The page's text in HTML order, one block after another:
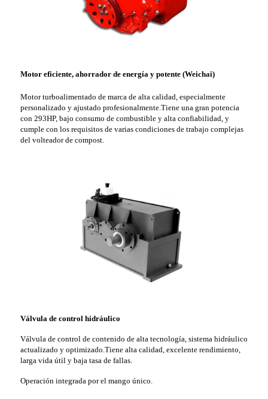
Motor eficiente, ahorrador de energía y potente (Weichai)
Motor turboalimentado de marca de alta calidad, especialmente
personalizado y ajustado profesionalmente.Tiene una gran potencia
con 293HP, bajo consumo de combustible y alta confiabilidad, y
cumple con los requisitos de varias condiciones de trabajo complejas
del volteador de compost.
Válvula de control hidráulico
Válvula de control de contenido de alta tecnología, sistema hidráulico
actualizado y optimizado.Tiene alta calidad, excelente rendimiento,
larga vida útil y baja tasa de fallas.
Operación integrada por el mango único.